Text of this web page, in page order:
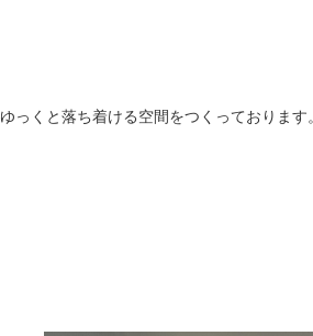
ゆっくと落ち着ける空間をつくっております。